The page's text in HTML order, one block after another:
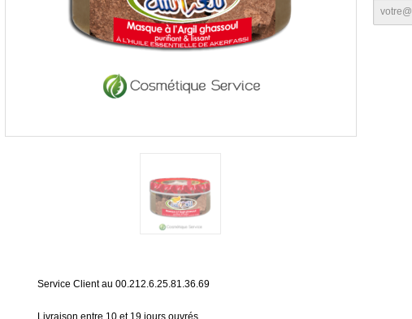
Service Client au 00.212.6.25.81.36.69
Livraison entre 10 et 19 jours ouvrés